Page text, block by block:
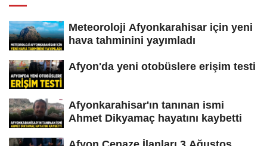
Meteoroloji Afyonkarahisar için yeni
hava tahminini yayımladı
Afyon'da yeni otobüslere erişim testi
Afyonkarahisar'ın tanınan ismi
Ahmet Dikyamaç hayatını kaybetti